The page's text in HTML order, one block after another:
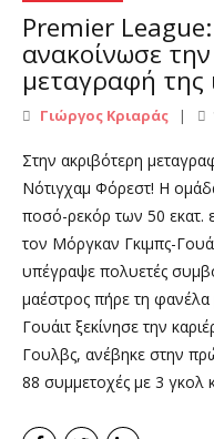
Premier
ανακοίνωσε
μεταγραφή της
Γιώργος Κριαράς
Στην ακριβότερη
Νότιγχαμ Φόρεστ! Η
ποσό-ρεκόρ των 50 εκατ.
τον Μόργκαν Γκιμπς-
υπέγραψε πολυετές
μαέστρος πήρε τη
Γουάιτ ξεκίνησε την
Γουλβς, ανέβηκε στην
88 συμμετοχές με 3 γκολ